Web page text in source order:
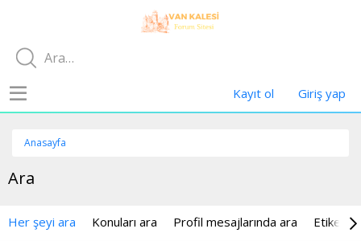
Kayıt ol Giriş yap
Anasayfa
Ara
Her şeyi ara Konuları ara Profil mesajlarında ara